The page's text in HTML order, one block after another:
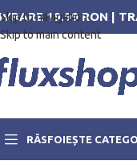
Skip to navigation
Skip to main content
19.99 RON |
RĂSFOIEȘTE